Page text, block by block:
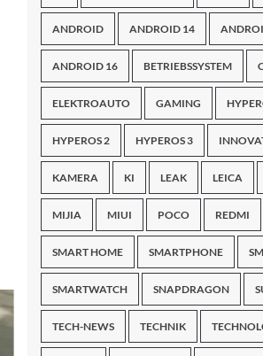
ANDROID ANDROID 14
ANDROID 16 BETRIEBSSYSTEM
ELEKTROAUTO GAMING
HYPEROS 2 HYPEROS 3
KAMERA KI LEAK LEICA
MIJIA MIUI POCO REDMI
SMART HOME SMARTPHONE
SMARTWATCH SNAPDRAGON
TECH-NEWS TECHNIK